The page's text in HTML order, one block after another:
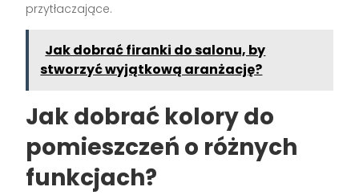
przytłaczające.
Jak dobrać firanki do salonu, by
stworzyć wyjątkową aranżację?
Jak dobrać kolory do
pomieszczeń o różnych
funkcjach?